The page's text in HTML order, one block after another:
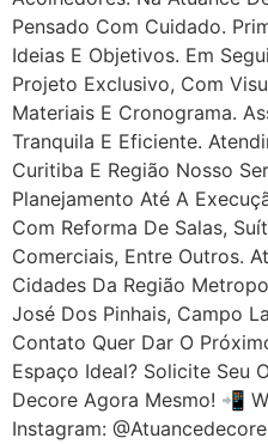
Pensado Com Cuidado.
Ideias E Objetivos. Em
Projeto Exclusivo, Com
Materiais E Cronograma.
Tranquila E Eficiente.
Curitiba E Região Nosso
Planejamento Até A
Com Reforma De Salas,
Comerciais, Entre Outros.
Cidades Da Região
José Dos Pinhais, Campo
Contato Quer Dar O
Espaço Ideal? Solicite Seu
Decore Agora Mesmo! 📲
Instagram: